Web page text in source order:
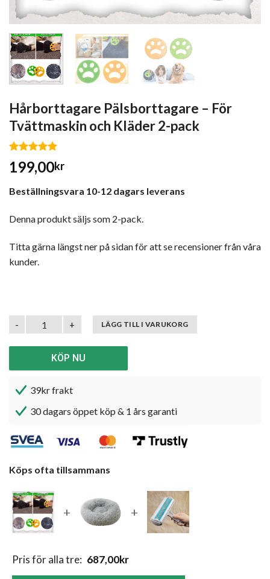
Hårborttagare Pälsborttagare – För
Tvättmaskin och Kläder 2-pack
Betygsatt
4.60av 5
kundrecensioner
199,00kr
Beställningsvara 10-12 dagars leverans
Denna produkt säljs som 2-pack.
Titta gärna längst ner på sidan för att se recensioner från våra
kunder.
Hårborttagare Pälsborttagare - För Tvättmaskin och Kläder 2-
LÄGG TILL I VARUKORG
KÖP NU
39kr frakt
30 dagars öppet köp & 1 års garanti
Köps ofta tillsammans
+ +
Pris för alla tre: 687,00kr